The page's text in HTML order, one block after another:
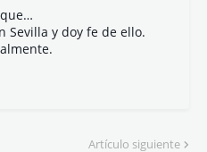
Sevilla y doy fe de ello.
Artículo siguiente